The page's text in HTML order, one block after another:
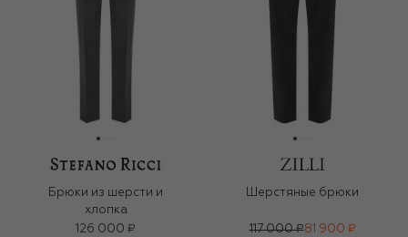
Брюки из шерсти и
хлопка
126 000 ₽
Шерстяные брюки
117 000 ₽81 900 ₽